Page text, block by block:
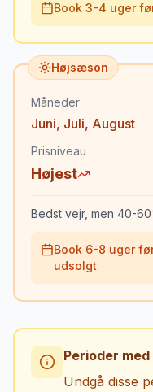
Book 3-4 uger
Højsæson
Måneder
Juni, Juli, August
Prisniveau
Højest
Bedst vejr, men 40-
Book 6-8 uger
udsolgt
Perioder
Undgå disse